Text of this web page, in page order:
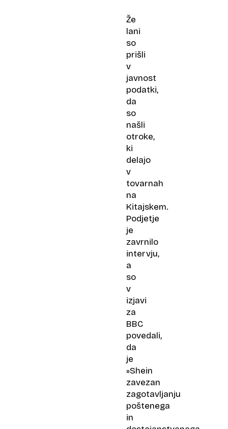
Že
lani
so
prišli
v
javnost
podatki,
da
so
našli
otroke,
ki
delajo
v
tovarnah
na
Kitajskem.
Podjetje
je
zavrnilo
intervju,
a
so
v
izjavi
za
BBC
povedali,
da
je
»Shein
zavezan
zagotavljanju
poštenega
in